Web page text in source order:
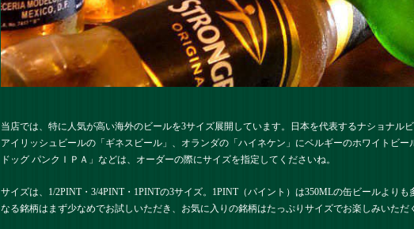
当店では、特に人気が高い海外のビールを3サイズ展開しています。日本を代表するナショナル
アイリッシュビールの「ギネスビール」、オランダの「ハイネケン」にベルギーのホワイトビ
ドッグ パンクＩＰＡ」などは、オーダーの際にサイズを指定してくださいね。
サイズは、1/2PINT・3/4PINT・1PINTの3サイズ。1PINT（パイント）は350MLの缶ビールより
なる銘柄はまず少なめでお試しいただき、お気に入りの銘柄はたっぷりサイズでお楽しみいただ